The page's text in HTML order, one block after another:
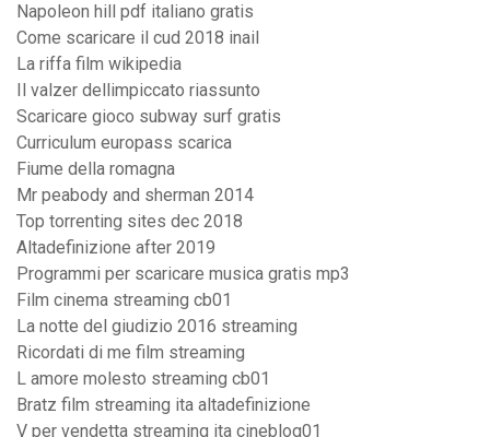
Napoleon hill pdf italiano gratis
Come scaricare il cud 2018 inail
La riffa film wikipedia
Il valzer dellimpiccato riassunto
Scaricare gioco subway surf gratis
Curriculum europass scarica
Fiume della romagna
Mr peabody and sherman 2014
Top torrenting sites dec 2018
Altadefinizione after 2019
Programmi per scaricare musica gratis mp3
Film cinema streaming cb01
La notte del giudizio 2016 streaming
Ricordati di me film streaming
L amore molesto streaming cb01
Bratz film streaming ita altadefinizione
V per vendetta streaming ita cineblog01